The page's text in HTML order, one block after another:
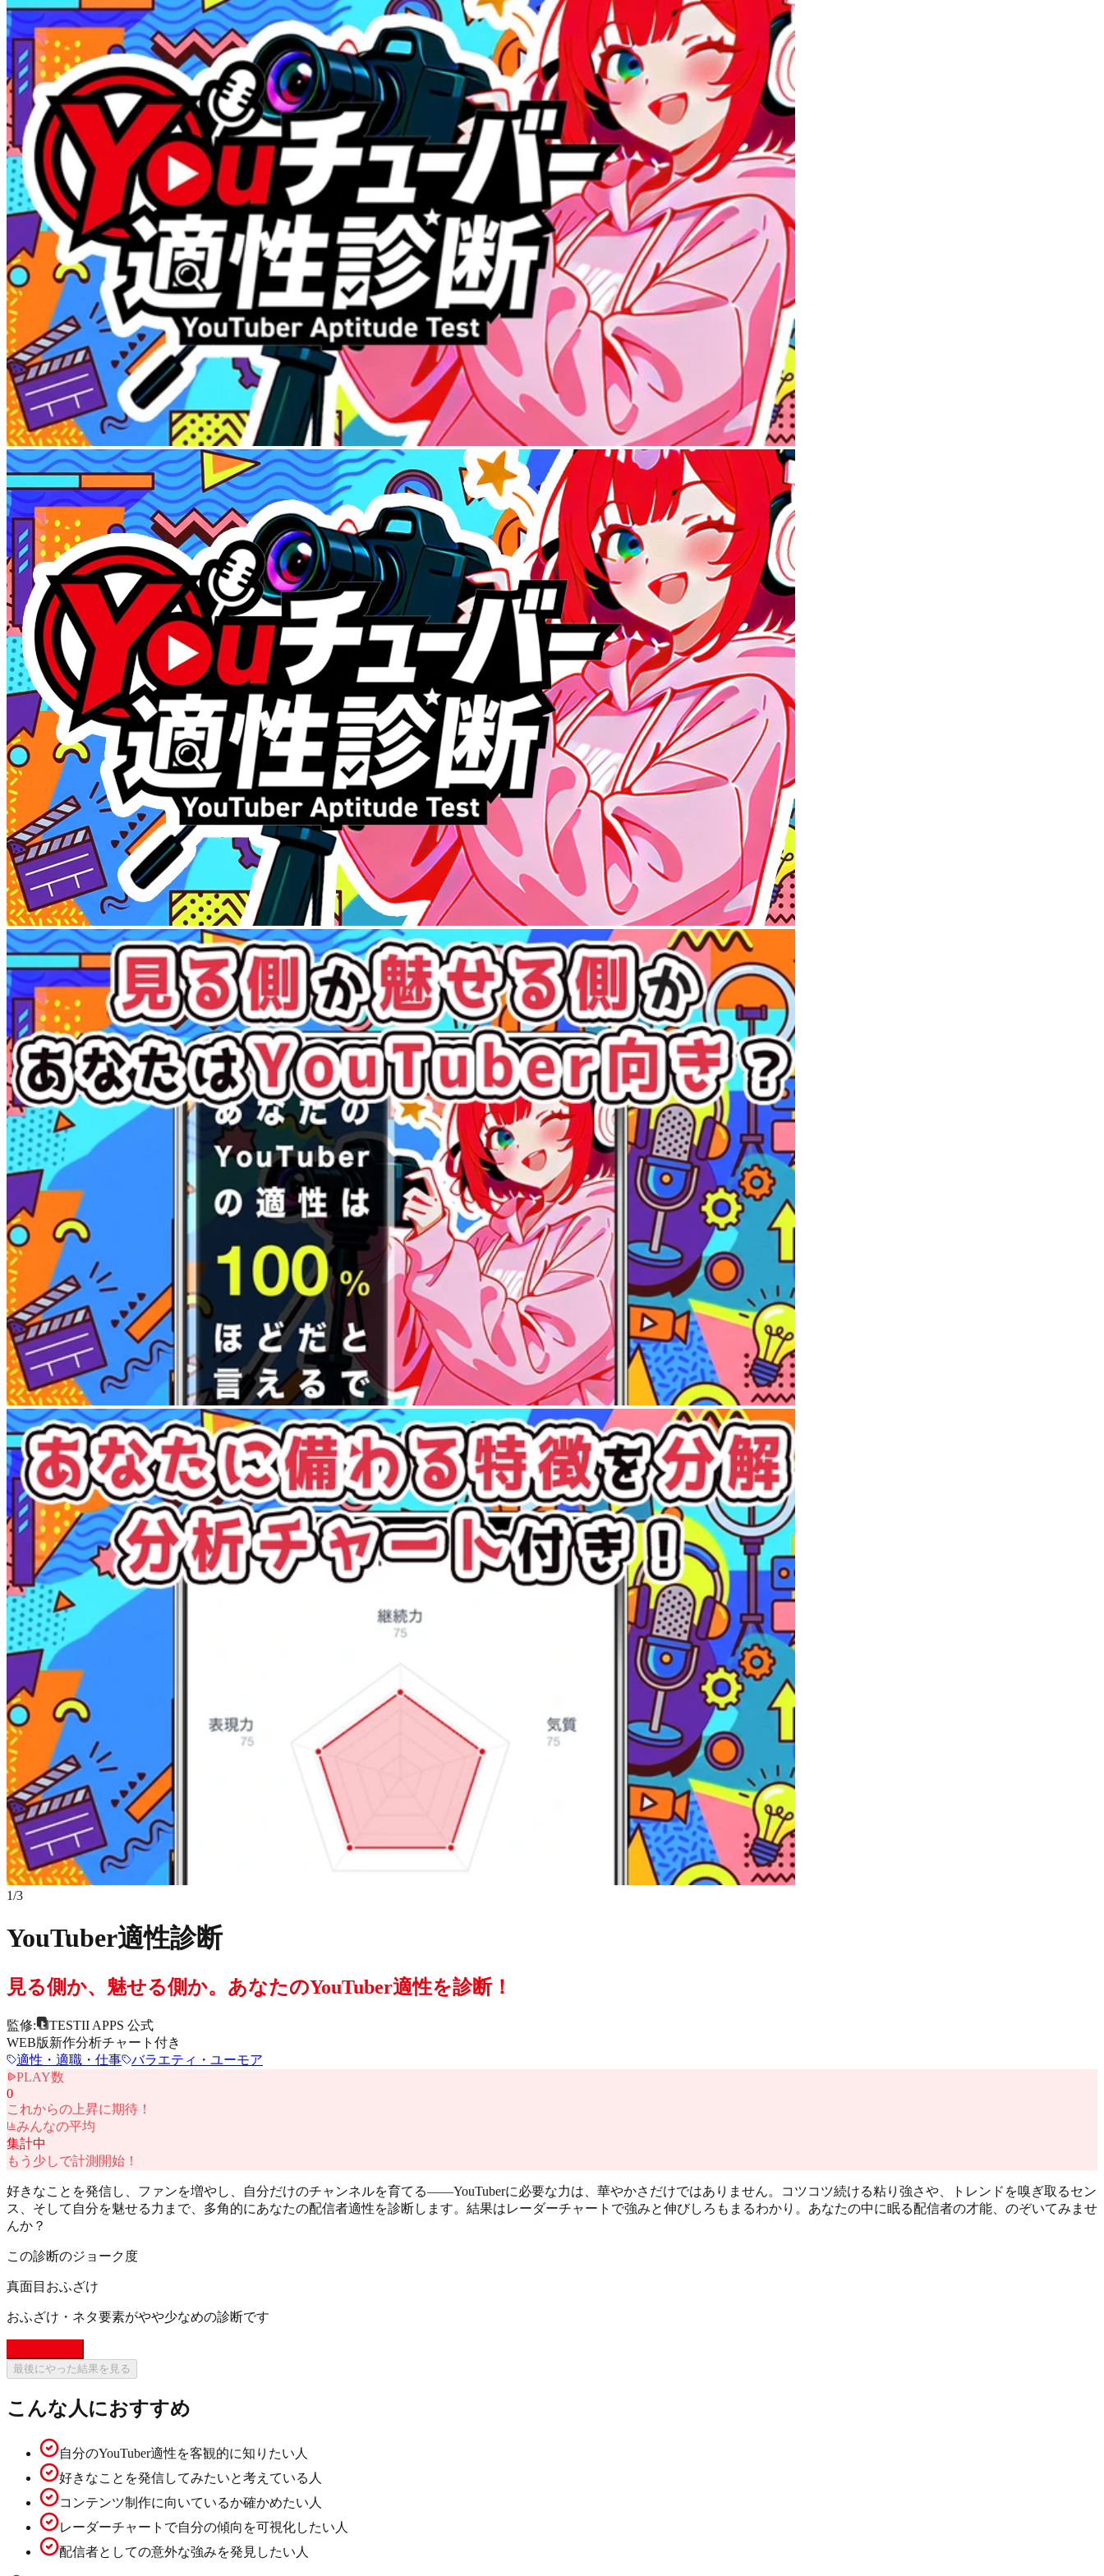
1/3
YouTuber適性診断
見る側か、魅せる側か。あなたのYouTuber適性を診断！
監修:
TESTII APPS 公式
WEB版新作分析チャート付き
適性・適職・仕事
バラエティ・ユーモア
PLAY数
0
これからの上昇に期待！
みんなの平均
集計中
もう少しで計測開始！
好きなことを発信し、ファンを増やし、自分だけのチャンネルを育てる――YouTuberに必要な力は、華やかさだけではありません。コツコツ続ける粘り強さや、トレンドを嗅ぎ取るセン
ス、そして自分を魅せる力まで、多角的にあなたの配信者適性を診断します。結果はレーダーチャートで強みと伸びしろもまるわかり。あなたの中に眠る配信者の才能、のぞいてみませ
んか？
この診断のジョーク度
真面目 おふざけ
おふざけ・ネタ要素がやや少なめの診断です
最後にやった結果を見る
こんな人におすすめ
自分のYouTuber適性を客観的に知りたい人
好きなことを発信してみたいと考えている人
コンテンツ制作に向いているか確かめたい人
レーダーチャートで自分の傾向を可視化したい人
配信者としての意外な強みを発見したい人